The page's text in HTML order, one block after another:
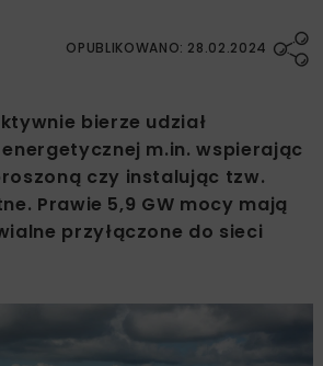
OPUBLIKOWANO: 28.02.2024
bierze udział
m.in. wspierając
czy instalując tzw.
Prawie 5,9 GW mocy mają
przyłączone do sieci